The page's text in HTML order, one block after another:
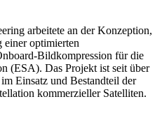
arbeitete an der Konzeption,
einer optimierten
für die
(ESA). Das Projekt ist seit über
Einsatz und Bestandteil der
kommerzieller Satelliten.